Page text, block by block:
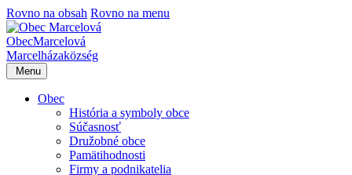
Rovno na obsah Rovno na menu
ObecMarcelová
Marcelházaközség
Menu
Obec
História a symboly obce
Súčasnosť
Družobné obce
Pamätihodnosti
Firmy a podnikatelia